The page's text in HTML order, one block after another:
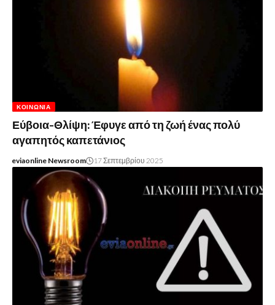
ΚΟΙΝΩΝΊΑ
Εύβοια-Θλίψη: Έφυγε από τη ζωή ένας πολύ
αγαπητός καπετάνιος
eviaonline Newsroom 17 Σεπτεμβρίου 2025